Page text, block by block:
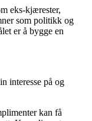
eks-kjærester,
som politikk og
er å bygge en
interesse på og
kan få